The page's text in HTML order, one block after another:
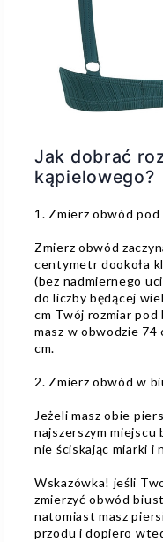
Jak dobrać
kąpielowego?
1. Zmierz obwód
Zmierz obwód
centymetr dookoła
(bez nadmiernego
do liczby będącej
cm Twój rozmiar
masz w obwodzie
cm.
2. Zmierz obwód w
Jeżeli masz obie
najszerszym
nie ściskając miarki i
Wskazówka! jeśli
zmierzyć obwód
natomiast masz
przodu i dopiero